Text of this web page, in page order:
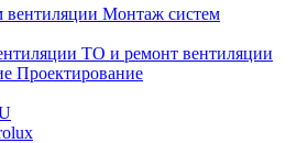
Монтаж систем
ТО и ремонт вентиляции
Проектирование